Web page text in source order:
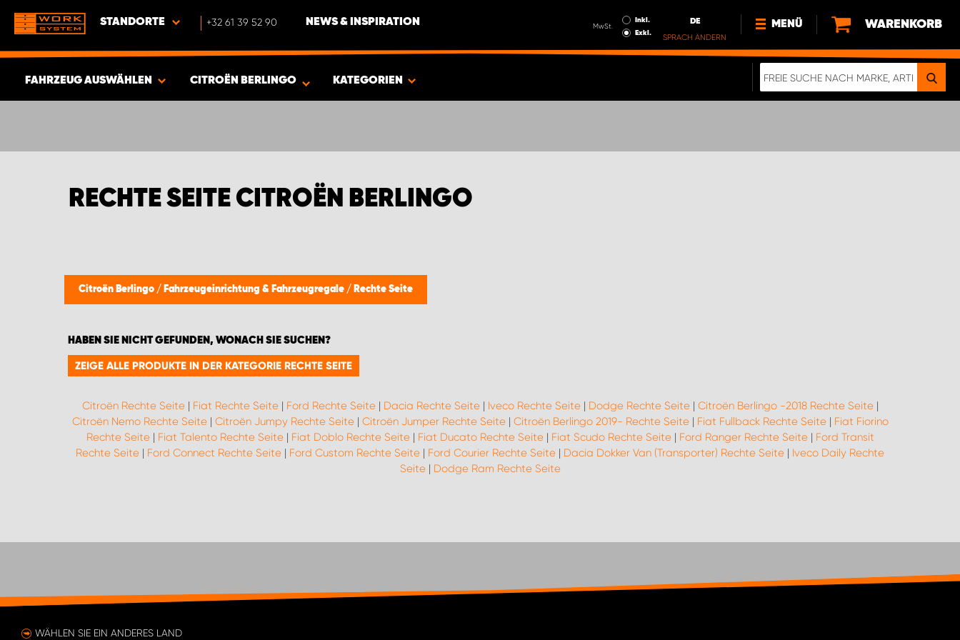
STANDORTE +32 61 39 52 90 NEWS & INSPIRATION MwSt.
Inkl.
Exkl.
DE
SPRACH ÄNDERN
MENÜ
NEWS
WARENKORB
FAHRZEUG AUSWÄHLEN
ARTIKEL
CITROËN BERLINGO KATEGORIEN
RECHTE SEITE CITROËN BERLINGO
Citroën Berlingo / Fahrzeugeinrichtung & Fahrzeugregale / Rechte Seite
HABEN SIE NICHT GEFUNDEN, WONACH SIE SUCHEN?
ZEIGE ALLE PRODUKTE IN DER KATEGORIE RECHTE SEITE
Citroën Rechte Seite| Fiat Rechte Seite| Ford Rechte Seite| Dacia Rechte Seite| Iveco Rechte Seite| Dodge Rechte Seite| Citroën Berlingo -2018 Rechte Seite|
Citroën Nemo Rechte Seite| Citroën Jumpy Rechte Seite| Citroën Jumper Rechte Seite| Citroën Berlingo 2019- Rechte Seite| Fiat Fullback Rechte Seite| Fiat Fiorino
Rechte Seite| Fiat Talento Rechte Seite| Fiat Doblo Rechte Seite| Fiat Ducato Rechte Seite| Fiat Scudo Rechte Seite| Ford Ranger Rechte Seite| Ford Transit
Rechte Seite | Ford Connect Rechte Seite | Ford Custom Rechte Seite | Ford Courier Rechte Seite | Dacia Dokker Van (Transporter) Rechte Seite | Iveco Daily Rechte
Seite| Dodge Ram Rechte Seite
WÄHLEN SIE EIN ANDERES LAND